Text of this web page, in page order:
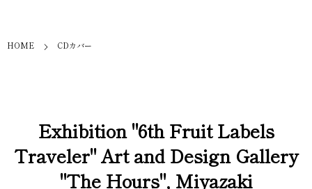
HOME CDカバー
Exhibition "6th Fruit Labels
Traveler" Art and Design Gallery
"The Hours", Miyazaki